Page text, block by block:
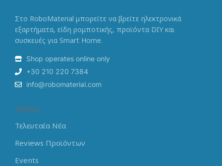
Στο RoboMaterial μπορείτε να βρείτε ηλεκτρονικά
εξαρτήματα, είδη ρομποτικής, προϊόντα DIY και
συσκευές για Smart Home.
Shop operates online only
+30 210 220 7384
info@robomaterial.com
Άρθρα
Τελευταία Νέα
Reviews Προϊόντων
Events